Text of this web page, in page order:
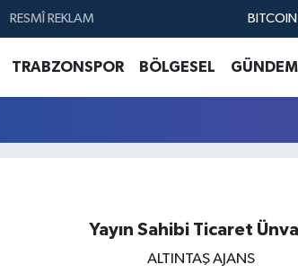
RESMÎ REKLAM BITCOIN
G.ALTIN
TRABZONSPOR BÖLGESEL GÜNDEM
Yayın Sahibi Ticaret
ALTINTAŞ AJANS